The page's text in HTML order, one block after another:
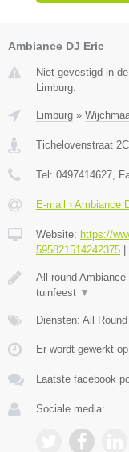
Ambiance DJ Eric
Niet gevestigd in
Limburg.
Limburg »
Tichelovenstraat
Tel: 0497414627 ,
E-mail › Ambiance
Website: https://
595821514242375 |
All round
tuinfeest ▼
Diensten: All
Er wordt gewerkt
Laatste facebook
Sociale media: